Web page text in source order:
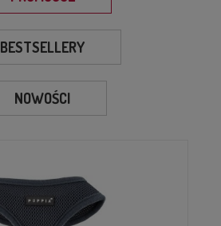
BESTSELLERY
NOWOŚCI